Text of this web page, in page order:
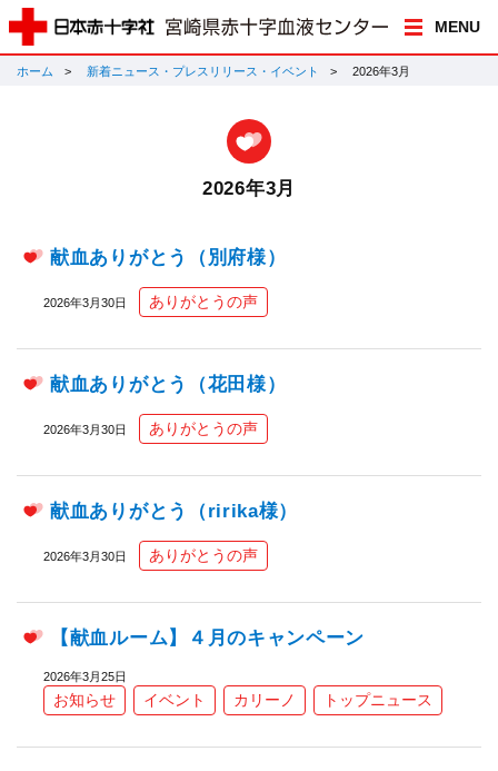
MENU
ホーム 新着ニュース・プレスリリース・イベント 2026年3月
2026年3月
献血ありがとう（別府様）
2026年3月30日 ありがとうの声
献血ありがとう（花田様）
2026年3月30日 ありがとうの声
献血ありがとう（ririka様）
2026年3月30日 ありがとうの声
【献血ルーム】４月のキャンペーン
2026年3月25日
お知らせ イベント カリーノ トップニュース